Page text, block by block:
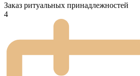
Заказ ритуальных принадлежностей
4